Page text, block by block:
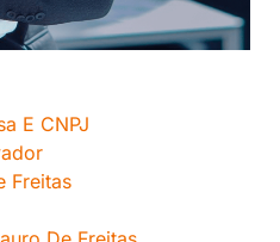
E CNPJ
Freitas